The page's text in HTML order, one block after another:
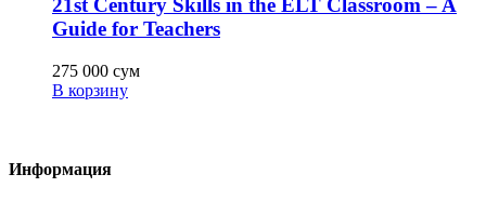
21st Century Skills in the ELT Classroom – A
Guide for Teachers
275 000 сум
В корзину
Информация